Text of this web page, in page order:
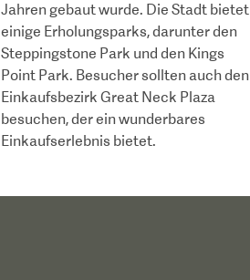
Jahren gebaut wurde. Die Stadt bietet
einige Erholungsparks, darunter den
Steppingstone Park und den Kings
Point Park. Besucher sollten auch den
Einkaufsbezirk Great Neck Plaza
besuchen, der ein wunderbares
Einkaufserlebnis bietet.